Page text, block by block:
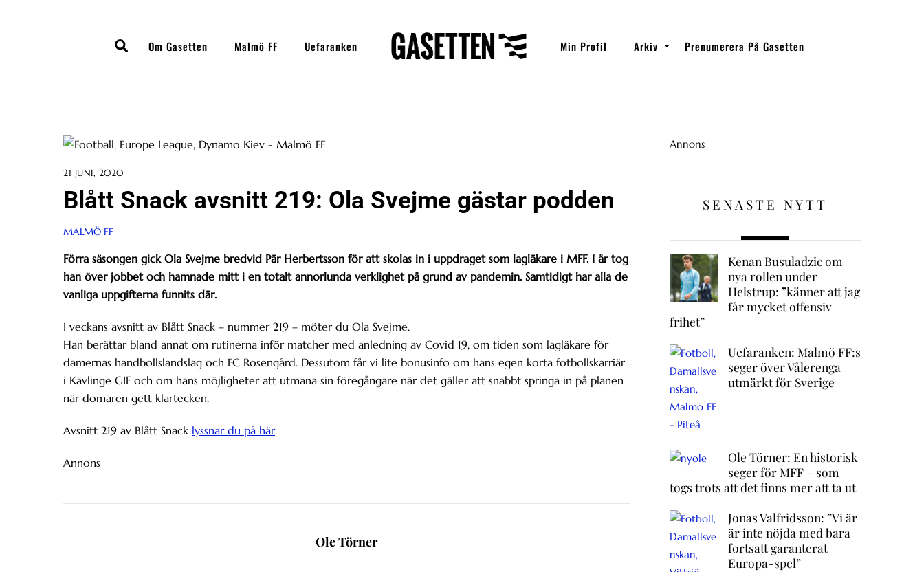
SearchOm Gasetten Malmö FF Uefaranken Min Profil Arkiv Prenumerera På Gasetten
21 JUNI, 2020
Blått Snack avsnitt 219: Ola Svejme gästar podden
MALMÖ FF
Förra säsongen gick Ola Svejme bredvid Pär Herbertsson för att skolas in i uppdraget som lagläkare i MFF. I år tog
han över jobbet och hamnade mitt i en totalt annorlunda verklighet på grund av pandemin. Samtidigt har alla de
vanliga uppgifterna funnits där.
I veckans avsnitt av Blått Snack – nummer 219 – möter du Ola Svejme.
Han berättar bland annat om rutinerna inför matcher med anledning av Covid 19, om tiden som lagläkare för
damernas handbollslandslag och FC Rosengård. Dessutom får vi lite bonusinfo om hans egen korta fotbollskarriär
i Kävlinge GIF och om hans möjligheter att utmana sin föregångare när det gäller att snabbt springa in på planen
när domaren gett klartecken.
Avsnitt 219 av Blått Snack lyssnar du på här.
Annons
Ole Törner
Annons
SENASTE NYTT
Kenan Busuladzic om
nya rollen under
Helstrup: ”känner att jag
får mycket offensiv
frihet”
Uefaranken: Malmö FF:s
seger över Vålerenga
utmärkt för Sverige
Ole Törner: En historisk
seger för MFF – som
togs trots att det finns mer att ta ut
Jonas Valfridsson: ”Vi är
är inte nöjda med bara
fortsatt garanterat
Europa-spel”